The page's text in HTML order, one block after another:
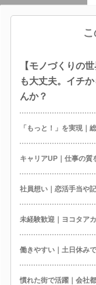
【モノづくりの
も大丈夫。イチ
んか？
「もっと！」を実現｜
キャリアUP｜仕事の質
社員想い｜恋活手当や
未経験歓迎｜ヨコタア
働きやすい｜土日休み
慣れた街で活躍｜会社